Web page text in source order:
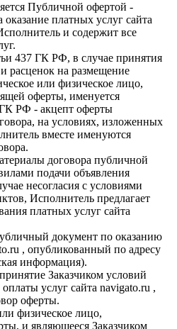
Публичной офертой -
платных услуг сайта
и содержит все
437 ГК РФ, в случае принятия
расценок на размещение
или физическое лицо,
оферты, именуется
ГК РФ - акцепт оферты
на условиях, изложенных
вместе именуются
договора публичной
подачи объявления
несогласия с условиями
Исполнитель предлагает
платных услуг сайта
документ по оказанию
, опубликованный по адресу
информация).
Заказчиком условий
услуг сайта navigato.ru ,
оферты.
физическое лицо,
и являющееся Заказчиком